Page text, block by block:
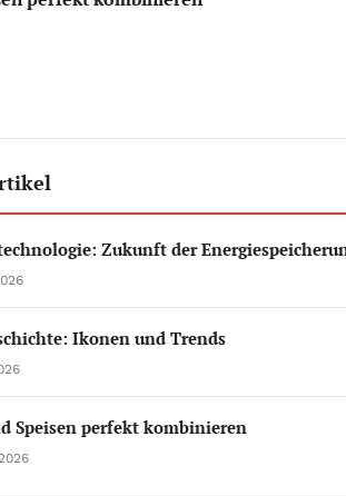
Zukunft der
Ikonen und Trends
Speisen perfekt kombinieren